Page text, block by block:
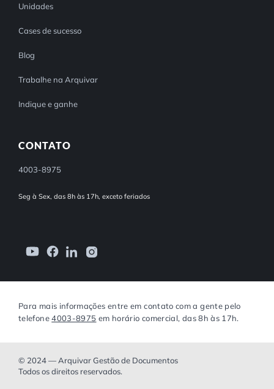
Unidades
Cases de sucesso
Blog
Trabalhe na Arquivar
Indique e ganhe
CONTATO
4003-8975
Seg à Sex, das 8h às 17h, exceto feriados
Para mais informações entre em contato com a gente pelo
telefone4003-8975 em horário comercial, das 8h às 17h.
© 2024 — Arquivar Gestão de Documentos
Todos os direitos reservados.